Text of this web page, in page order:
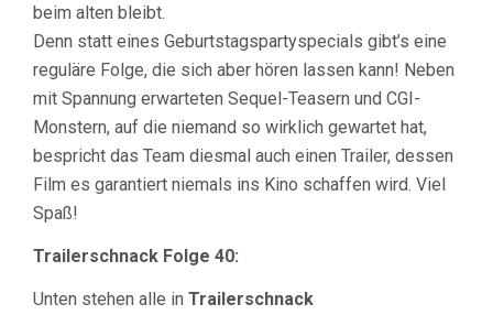
beim alten bleibt.
Denn statt eines Geburtstagspartyspecials gibt’s eine
reguläre Folge, die sich aber hören lassen kann! Neben
mit Spannung erwarteten Sequel-Teasern und CGI-
Monstern, auf die niemand so wirklich gewartet hat,
bespricht das Team diesmal auch einen Trailer, dessen
Film es garantiert niemals ins Kino schaffen wird. Viel
Spaß!
Trailerschnack Folge 40:
Unten stehen alle in Trailerschnack